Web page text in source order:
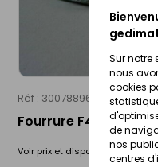
Sur notre
nous
cookies
de
nos
centres
Réf : 30078896 RICHTER
Fourrure F45 - 3m
Voir prix et disponibilité en